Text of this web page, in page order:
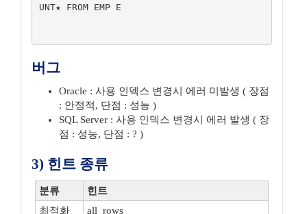
UNT★ FROM EMP E
버그
Oracle : 사용 인덱스 변경시 에러 미발생 ( 장점
: 안정적, 단점 : 성능 )
SQL Server : 사용 인덱스 변경시 에러 발생 ( 장
점 : 성능, 단점 : ? )
3) 힌트 종류
분류
힌트
최적화
all_rows